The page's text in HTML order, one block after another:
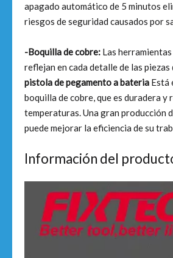
apagado automático de 5 minutos
riesgos de seguridad causados ​​por
-Boquilla de cobre: Las
reflejan en cada detalle de las piezas
pistola de pegamento a bateria Está
boquilla de cobre, que es duradera y
temperaturas. Una gran producción
puede mejorar la eficiencia de su
Información del